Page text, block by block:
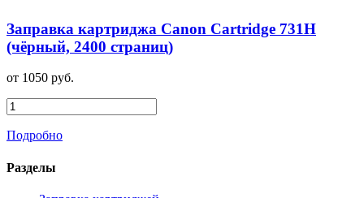
Заправка картриджа Canon Cartridge 731H
(чёрный, 2400 страниц)
от 1050 руб.
Подробно
Разделы